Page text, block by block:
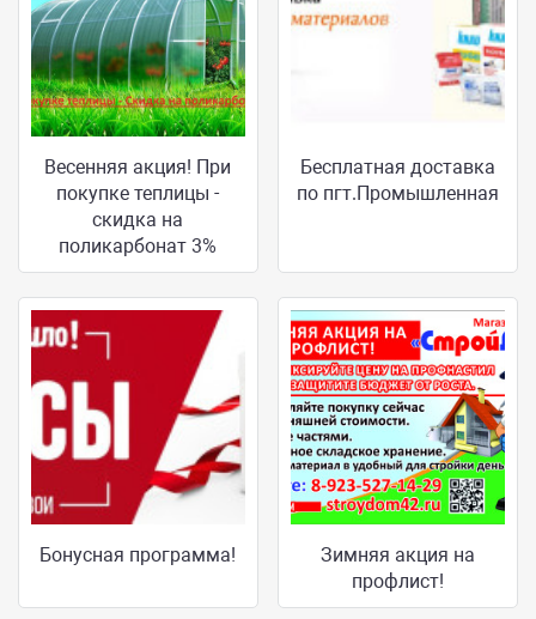
Весенняя акция! При
покупке теплицы -
скидка на
поликарбонат 3%
Бесплатная доставка
по пгт.Промышленная
Бонусная программа!
Зимняя акция на
профлист!